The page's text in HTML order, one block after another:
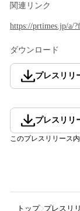
関連リンク
https://prtimes.jp/a/
ダウンロード
プレスリリ
プレスリリ
このプレスリリース
トップ プレスリ